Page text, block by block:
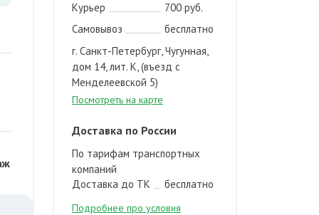
Курьер
700 руб.
Самовывоз
бесплатно
г. Санкт-Петербург, Чугунная,
дом 14, лит. К, (въезд с
Менделеевской 5)
Посмотреть на карте
Доставка по России
По тарифам транспортных
компаний
Доставка до ТК
бесплатно
Подробнее про условия